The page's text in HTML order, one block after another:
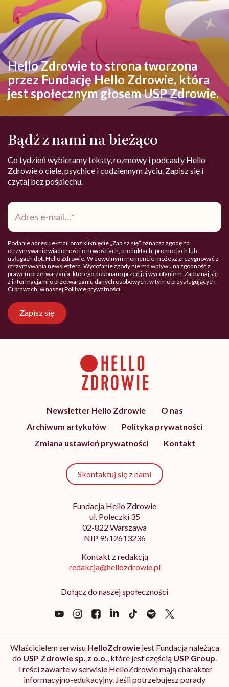
Hello Zdrowie to strona tworzona
przez Fundację Hello Zdrowie, która
jest społecznym głosem USP Zdrowie.
Bądź z nami na bieżąco
Co tydzień wybieramy teksty, rozmowy i podcasty Hello
Zdrowie o ciele, psychice i codziennym życiu. Zapisz się i
czytaj bez pośpiechu.
Adres
mail*
Podanie adresu e-mail oraz kliknięcie „Zapisz się” oznacza zgodę na
otrzymywanie wiadomości o nowościach, produktach, promocjach lub
usługach dot. Hello Zdrowie. W dowolnym momencie możesz zrezygnować z
otrzymywania newslettera. Wycofanie zgody nie ma wpływu na zgodność z
prawem przetwarzania, którego dokonano przed jej wycofaniem. Zapoznaj się
z informacjami o przetwarzaniu danych osobowych, w tym o przysługujących
Ci prawach, w naszejPolityce prywatności
Zapisz się
Newsletter Hello Zdrowie
O nas
Archiwum artykułów
Polityka prywatności
Zmiana ustawień prywatności
Kontakt
Skontaktuj się z nami
Fundacja Hello Zdrowie
ul. Poleczki 35
02-822 Warszawa
NIP 9512613236
Kontakt z redakcją
redakcja@hellozdrowie.pl
Dołącz do naszej społeczności
Właścicielem serwisu HelloZdrowiejest Fundacja należąca
do USP Zdrowie sp. z o.o. , które jest częścią USP Group
Treści zawarte w serwisie HelloZdrowie mają charakter
informacyjno-edukacyjny. Jeśli potrzebujesz porady